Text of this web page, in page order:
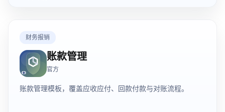
财务报销
账款管理
官方
账款管理模板，覆盖应收应付、回款付款与对账流程。